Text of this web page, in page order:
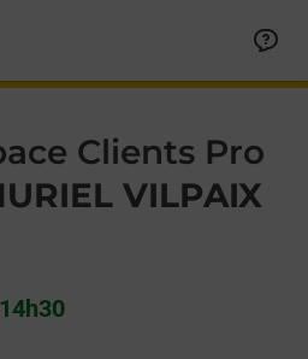
Clients Pro
VILPAIX
14h30